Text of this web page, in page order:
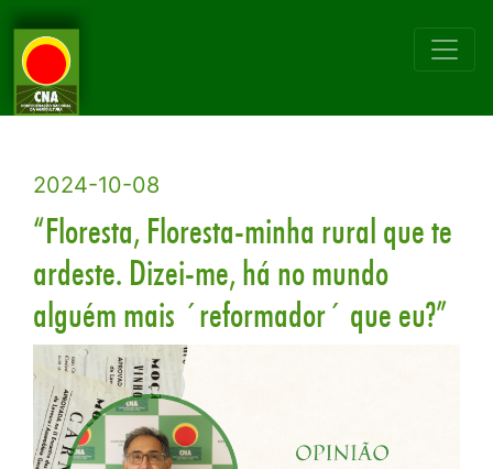
2024-10-08
“Floresta, Floresta-minha rural que te
ardeste. Dizei-me, há no mundo
alguém mais ´reformador´ que eu?”